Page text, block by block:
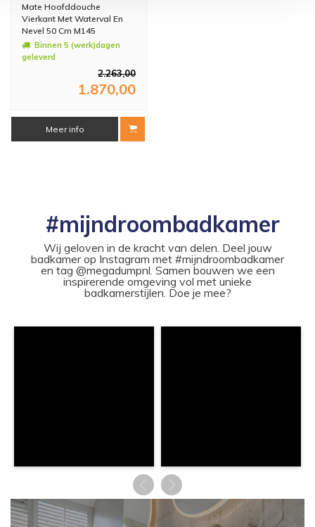
Mate Hoofddouche
Vierkant Met Waterval En
Nevel 50 Cm M145
Binnen 5 (werk)dagen
geleverd
2.263,00
1.870,00
Meer info
#mijndroombadkamer
Wij geloven in de kracht van delen. Deel jouw
badkamer op Instagram met #mijndroombadkamer
en tag @megadumpnl. Samen bouwen we een
inspirerende omgeving vol met unieke
badkamerstijlen. Doe je mee?